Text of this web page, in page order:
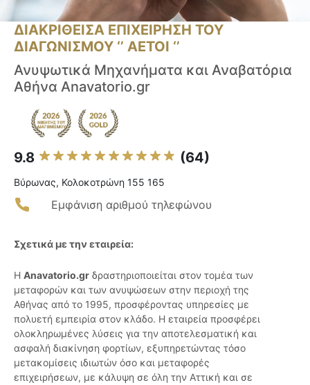
ΔΙΑΚΡΙΘΕΙΣΑ ΕΠΙΧΕΙΡΗΣΗ ΤΟΥ
ΔΙΑΓΩΝΙΣΜΟΥ ‘’ ΑΕΤΟΙ ‘’
Ανυψωτικά Μηχανήματα και Αναβατόρια
Αθήνα Anavatorio.gr
9.8 (64)
Βύρωνας, Κολοκοτρώνη 155 165
Εμφάνιση αριθμού τηλεφώνου
Σχετικά με την εταιρεία:
Η Anavatorio.gr δραστηριοποιείται στον τομέα των
μεταφορών και των ανυψώσεων στην περιοχή της
Αθήνας από το 1995, προσφέροντας υπηρεσίες με
πολυετή εμπειρία στον κλάδο. Η εταιρεία προσφέρει
ολοκληρωμένες λύσεις για την αποτελεσματική και
ασφαλή διακίνηση φορτίων, εξυπηρετώντας τόσο
μετακομίσεις ιδιωτών όσο και μεταφορές
επιχειρήσεων, με κάλυψη σε όλη την Αττική και σε